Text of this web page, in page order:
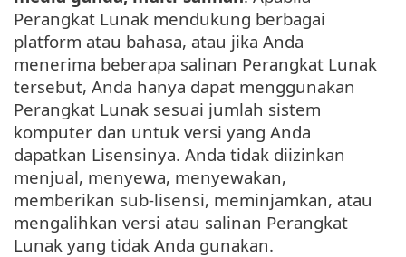
Perangkat Lunak mendukung berbagai
platform atau bahasa, atau jika Anda
menerima beberapa salinan Perangkat Lunak
tersebut, Anda hanya dapat menggunakan
Perangkat Lunak sesuai jumlah sistem
komputer dan untuk versi yang Anda
dapatkan Lisensinya. Anda tidak diizinkan
menjual, menyewa, menyewakan,
memberikan sub-lisensi, meminjamkan, atau
mengalihkan versi atau salinan Perangkat
Lunak yang tidak Anda gunakan.